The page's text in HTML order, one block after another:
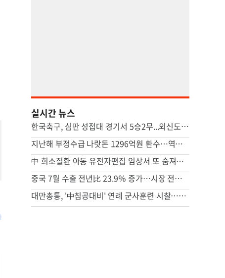
실시간 뉴스
한국축구, 심판 성접대 경기서 5승2무...외신도 보도 ‘국제 망신’
지난해 부정수급 나랏돈 1296억원 환수…역대 최대 규모
中 희소질환 아동 유전자편집 임상서 또 숨져…안전성 논란 확산
중국 7월 수출 전년比 23.9％ 증가…시장 전망 넘어서
대만총통, '中침공대비' 연례 군사훈련 시찰…타이베이항 점검